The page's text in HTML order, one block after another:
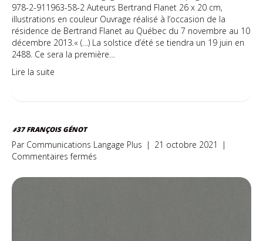
978-2-911963-58-2 Auteurs Bertrand Flanet 26 x 20 cm,
illustrations en couleur Ouvrage réalisé à l’occasion de la
résidence de Bertrand Flanet au Québec du 7 novembre au 10
décembre 2013.« (…) La solstice d’été se tiendra un 19 juin en
2488. Ce sera la première…
Lire la suite
#37 FRANÇOIS GÉNOT
Par Communications Langage Plus | 21 octobre 2021
|
Commentaires fermés
François